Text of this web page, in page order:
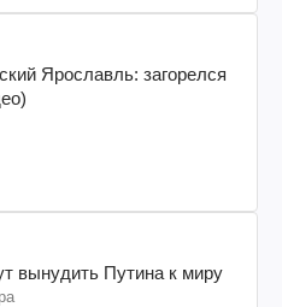
Ярославль: загорелся
вынудить Путина к миру